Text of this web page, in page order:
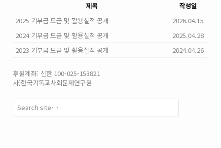
제목
작성일
2025 기부금 모금 및 활용실적 공개
2026.04.15
2024 기부금 모금 및 활용실적 공개
2025.04.28
2023 기부금 모금 및 활용실적 공개
2024.04.26
후원계좌: 신한 100-025-153821
사)한국기독교사회문제연구원